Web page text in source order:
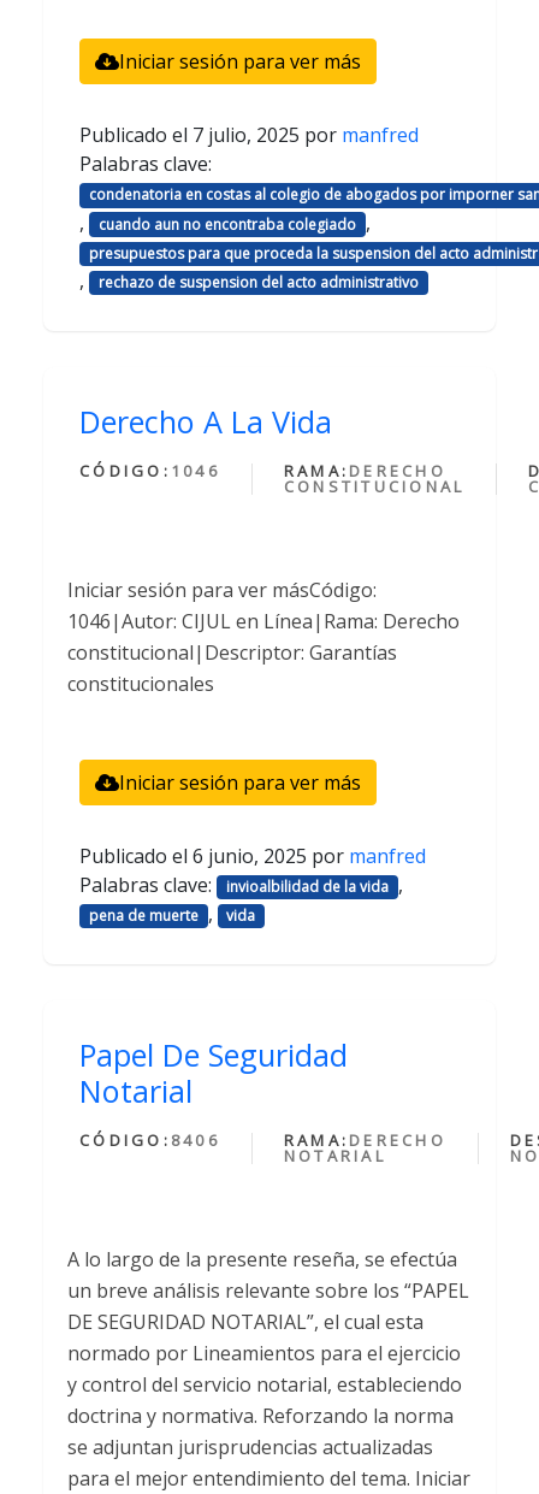
Iniciar sesión para ver más
Publicado el 7 julio, 2025 por manfred
Palabras clave:
condenatoria en costas al colegio de abogados por imporner
, cuando aun no encontraba colegiado ,
presupuestos para que proceda la suspension del acto
, rechazo de suspension del acto administrativo
Derecho A La Vida
CÓDIGO: 1046 RAMA: DERECHO
CONSTITUCIONAL
Iniciar sesión para ver másCódigo:
1046|Autor: CIJUL en Línea|Rama: Derecho
constitucional|Descriptor: Garantías
constitucionales
Iniciar sesión para ver más
Publicado el 6 junio, 2025 por manfred
Palabras clave:
invioalbilidad de la vida ,
pena de muerte , vida
Papel De Seguridad
Notarial
CÓDIGO: 8406 RAMA: DERECHO
NOTARIAL
A lo largo de la presente reseña, se efectúa
un breve análisis relevante sobre los “PAPEL
DE SEGURIDAD NOTARIAL”, el cual esta
normado por Lineamientos para el ejercicio
y control del servicio notarial, estableciendo
doctrina y normativa. Reforzando la norma
se adjuntan jurisprudencias actualizadas
para el mejor entendimiento del tema. Iniciar